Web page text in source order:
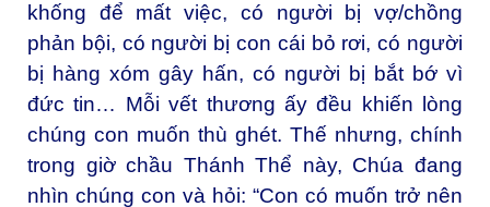
khống để mất việc, có người bị vợ/chồng
phản bội, có người bị con cái bỏ rơi, có người
bị hàng xóm gây hấn, có người bị bắt bớ vì
đức tin… Mỗi vết thương ấy đều khiến lòng
chúng con muốn thù ghét. Thế nhưng, chính
trong giờ chầu Thánh Thể này, Chúa đang
nhìn chúng con và hỏi: “Con có muốn trở nên